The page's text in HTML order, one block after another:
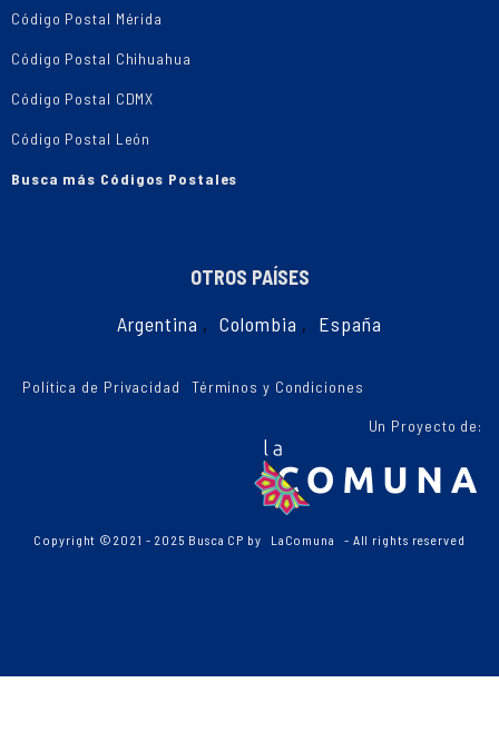
Código Postal Mérida
Código Postal Chihuahua
Código Postal CDMX
Código Postal León
Busca más Códigos Postales
OTROS PAÍSES
Argentina , Colombia , España
Política de Privacidad Términos y Condiciones
Un Proyecto de:
Copyright ©2021 - 2025 Busca CP by LaComuna - All rights reserved